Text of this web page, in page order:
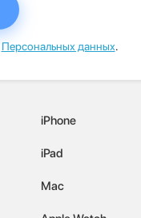
Персональных данных.
iPhone
iPad
Mac